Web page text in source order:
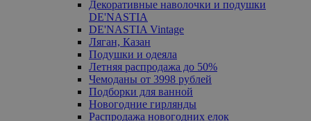
Декоративные наволочки и подушки
DE'NASTIA
DE'NASTIA Vintage
Ляган, Казан
Подушки и одеяла
Летняя распродажа до 50%
Чемоданы от 3998 рублей
Подборки для ванной
Новогодние гирлянды
Распродажа новогодних елок